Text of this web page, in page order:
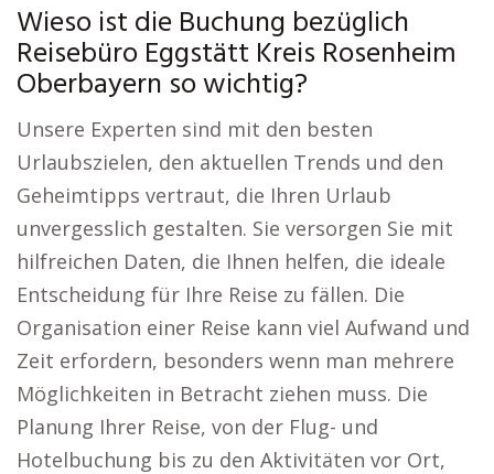
Wieso ist die Buchung bezüglich
Reisebüro Eggstätt Kreis Rosenheim
Oberbayern so wichtig?
Unsere Experten sind mit den besten
Urlaubszielen, den aktuellen Trends und den
Geheimtipps vertraut, die Ihren Urlaub
unvergesslich gestalten. Sie versorgen Sie mit
hilfreichen Daten, die Ihnen helfen, die ideale
Entscheidung für Ihre Reise zu fällen. Die
Organisation einer Reise kann viel Aufwand und
Zeit erfordern, besonders wenn man mehrere
Möglichkeiten in Betracht ziehen muss. Die
Planung Ihrer Reise, von der Flug- und
Hotelbuchung bis zu den Aktivitäten vor Ort,